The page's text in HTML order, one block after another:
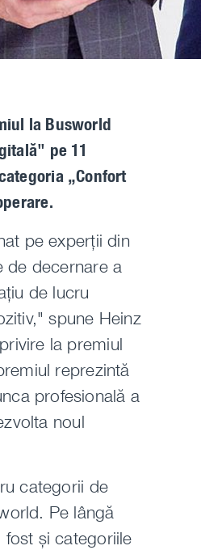
la Busworld
pe 11
„Confort
pe experții din
de decernare a
de lucru
spune Heinz
la premiul
reprezintă
profesională a
noul
categorii de
Pe lângă
și categoriile